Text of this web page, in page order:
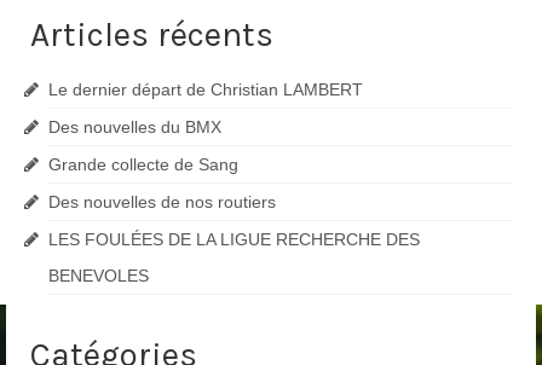
Articles récents
Le dernier départ de Christian LAMBERT
Des nouvelles du BMX
Grande collecte de Sang
Des nouvelles de nos routiers
LES FOULÉES DE LA LIGUE RECHERCHE DES
BENEVOLES
Catégories